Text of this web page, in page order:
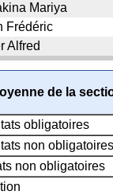
Mariya
Frédéric
Alfred
de la
obligatoires
non obligatoires
non obligatoires